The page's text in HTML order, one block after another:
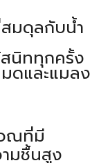
มดุลกับน้ำ
นิททุกครั้ง
ดและแมลง
วณที่มี
มชื้นสูง